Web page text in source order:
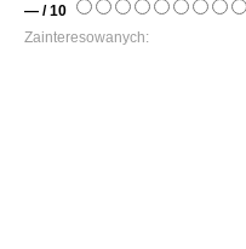
— / 10
Zainteresowanych: